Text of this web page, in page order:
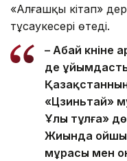
«Алғашқы кітап»
тұсаукесері өтеді.
– Абай күніне
де
«Цзиньтай»
Ұлы тұлға»
Жиында
мұрасы мен